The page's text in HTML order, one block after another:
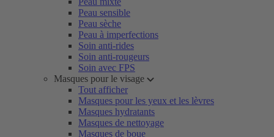
Peau sensible
Peau sèche
Peau à imperfections
Soin anti-rides
Soin anti-rougeurs
Soin avec FPS
Masques pour le visage
Tout afficher
Masques pour les yeux et les lèvres
Masques hydratants
Masques de nettoyage
Masques de boue